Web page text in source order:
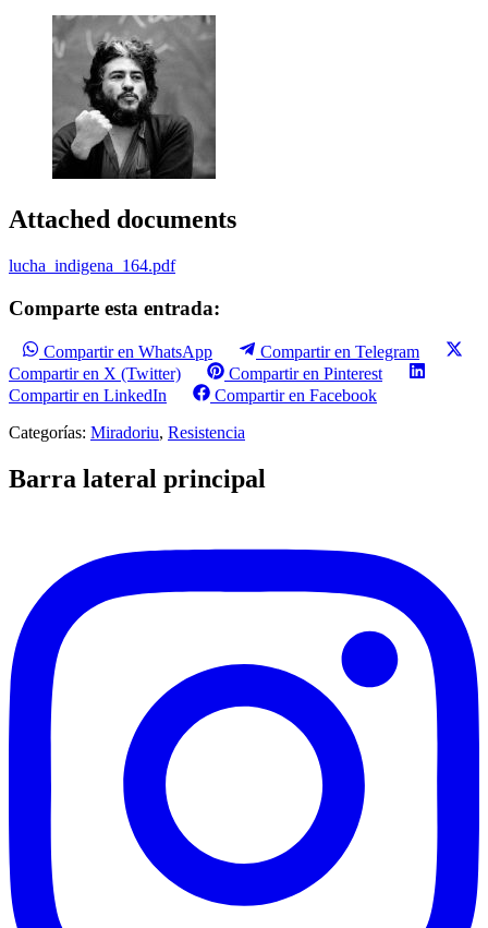
Attached documents
lucha_indigena_164.pdf
Comparte esta entrada:
Compartir en WhatsApp
Compartir en Telegram
Compartir en X (Twitter)
Compartir en Pinterest
Compartir en LinkedIn
Compartir en Facebook
Categorías: Miradoriu, Resistencia
Barra lateral principal